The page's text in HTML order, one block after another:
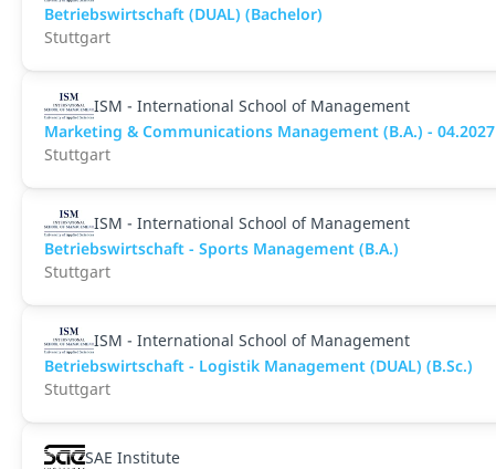
Betriebswirtschaft (DUAL) (Bachelor)
Stuttgart
ISM - International School of Management
Marketing & Communications Management (B.A.) - 04.2027
Stuttgart
ISM - International School of Management
Betriebswirtschaft - Sports Management (B.A.)
Stuttgart
ISM - International School of Management
Betriebswirtschaft - Logistik Management (DUAL) (B.Sc.)
Stuttgart
SAE Institute